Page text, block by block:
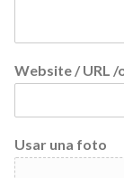
Website / URL /
Usar una foto